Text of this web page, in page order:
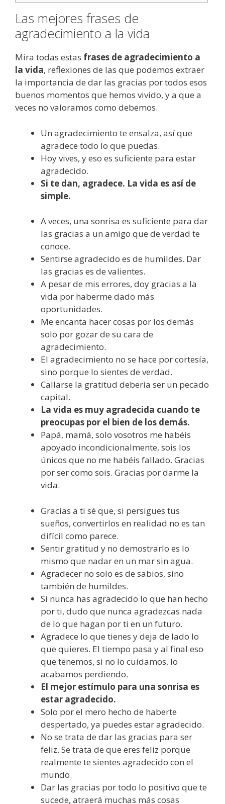
Las mejores frases de
agradecimiento a la vida
Mira todas estas frases de agradecimiento a
la vida, reflexiones de las que podemos extraer
la importancia de dar las gracias por todos esos
buenos momentos que hemos vivido, y a que a
veces no valoramos como debemos.
Un agradecimiento te ensalza, así que
agradece todo lo que puedas.
Hoy vives, y eso es suficiente para estar
agradecido.
Si te dan, agradece. La vida es así de
simple.
A veces, una sonrisa es suficiente para dar
las gracias a un amigo que de verdad te
conoce.
Sentirse agradecido es de humildes. Dar
las gracias es de valientes.
A pesar de mis errores, doy gracias a la
vida por haberme dado más
oportunidades.
Me encanta hacer cosas por los demás
solo por gozar de su cara de
agradecimiento.
El agradecimiento no se hace por cortesía,
sino porque lo sientes de verdad.
Callarse la gratitud debería ser un pecado
capital.
La vida es muy agradecida cuando te
preocupas por el bien de los demás.
Papá, mamá, solo vosotros me habéis
apoyado incondicionalmente, sois los
únicos que no me habéis fallado. Gracias
por ser como sois. Gracias por darme la
vida.
Gracias a ti sé que, si persigues tus
sueños, convertirlos en realidad no es tan
difícil como parece.
Sentir gratitud y no demostrarlo es lo
mismo que nadar en un mar sin agua.
Agradecer no solo es de sabios, sino
también de humildes.
Si nunca has agradecido lo que han hecho
por ti, dudo que nunca agradezcas nada
de lo que hagan por ti en un futuro.
Agradece lo que tienes y deja de lado lo
que quieres. El tiempo pasa y al final eso
que tenemos, si no lo cuidamos, lo
acabamos perdiendo.
El mejor estímulo para una sonrisa es
estar agradecido.
Solo por el mero hecho de haberte
despertado, ya puedes estar agradecido.
No se trata de dar las gracias para ser
feliz. Se trata de que eres feliz porque
realmente te sientes agradecido con el
mundo.
Dar las gracias por todo lo positivo que te
sucede, atraerá muchas más cosas